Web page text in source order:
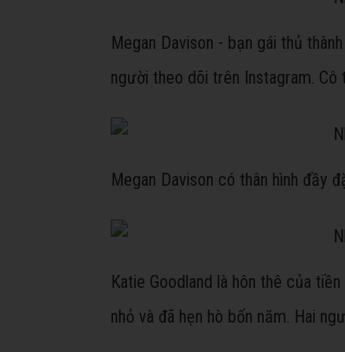
Megan Davison - bạn gái thủ
người theo dõi trên Instagram. Cô
Megan Davison có thân hình đầy
Katie Goodland là hôn thê của
nhỏ và đã hẹn hò bốn năm. Hai